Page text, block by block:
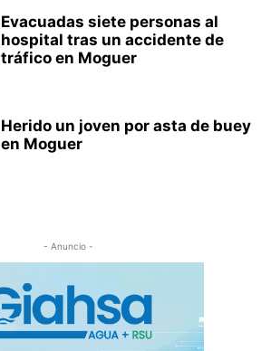
Evacuadas siete personas al
hospital tras un accidente de
tráfico en Moguer
Herido un joven por asta de buey
en Moguer
- Anuncio -